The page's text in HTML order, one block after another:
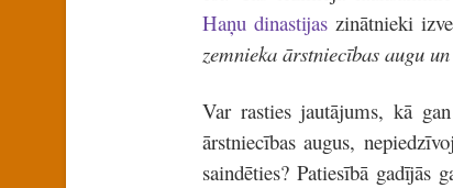
Haņu dinastijaszinātnieki
zemnieka ārstniecības augu
Var rasties jautājums, kā
ārstniecības augus,
saindēties? Patiesībā gadījās